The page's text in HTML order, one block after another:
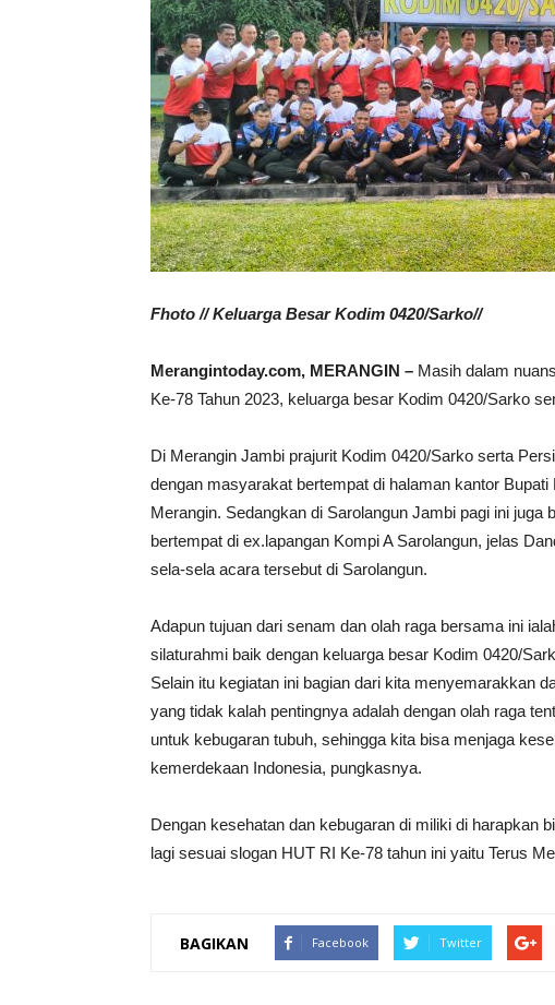
Fhoto // Keluarga Besar Kodim 0420/Sarko//
Merangintoday.com, MERANGIN – Masih dalam
Ke-78 Tahun 2023, keluarga besar Kodim 0420/Sarko
Di Merangin Jambi prajurit Kodim 0420/Sarko serta
dengan masyarakat bertempat di halaman kantor
Merangin. Sedangkan di Sarolangun Jambi pagi ini
bertempat di ex.lapangan Kompi A Sarolangun, jelas
sela-sela acara tersebut di Sarolangun.
Adapun tujuan dari senam dan olah raga bersama ini
silaturahmi baik dengan keluarga besar Kodim 0420/
Selain itu kegiatan ini bagian dari kita menyemarakkan
yang tidak kalah pentingnya adalah dengan olah raga
untuk kebugaran tubuh, sehingga kita bisa menjaga
kemerdekaan Indonesia, pungkasnya.
Dengan kesehatan dan kebugaran di miliki di harapkan
lagi sesuai slogan HUT RI Ke-78 tahun ini yaitu Terus
BAGIKAN Facebook Twitter